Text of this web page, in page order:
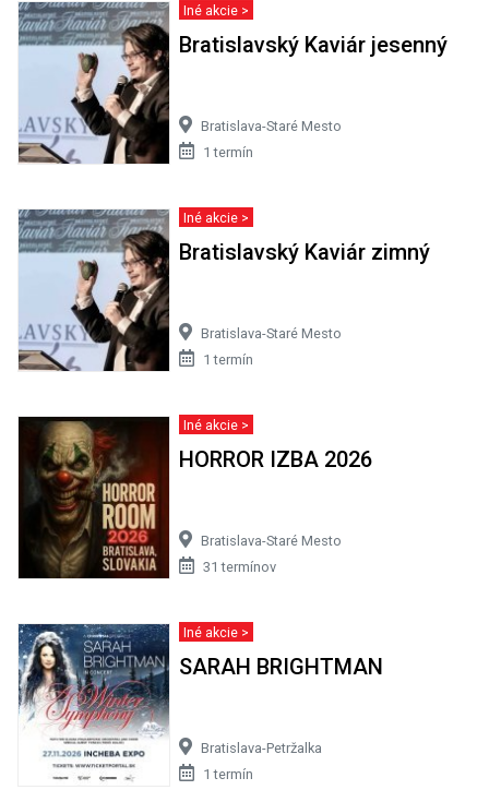
Iné akcie >
Bratislavský Kaviár jesenný
Bratislava-Staré Mesto
1 termín
Iné akcie >
Bratislavský Kaviár zimný
Bratislava-Staré Mesto
1 termín
Iné akcie >
HORROR IZBA 2026
Bratislava-Staré Mesto
31 termínov
Iné akcie >
SARAH BRIGHTMAN
Bratislava-Petržalka
1 termín